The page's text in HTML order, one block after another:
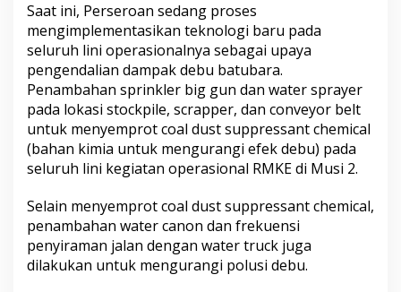
i
k
a
n
D
m
p
a
k
b
u
B
a
Saat ini, Perseroan sedang proses
mengimplementasikan teknologi baru pada
seluruh lini operasionalnya sebagai upaya
pengendalian dampak debu batubara.
Penambahan sprinkler big gun dan water sprayer
pada lokasi stockpile, scrapper, dan conveyor belt
untuk menyemprot coal dust suppressant chemical
(bahan kimia untuk mengurangi efek debu) pada
seluruh lini kegiatan operasional RMKE di Musi 2.
Selain menyemprot coal dust suppressant chemical,
penambahan water canon dan frekuensi
penyiraman jalan dengan water truck juga
dilakukan untuk mengurangi polusi debu.